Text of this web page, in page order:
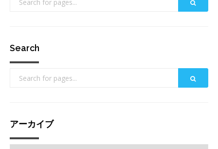
Search
アーカイブ